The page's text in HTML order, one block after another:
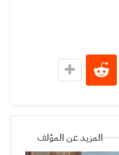
المزيد عن المؤلف